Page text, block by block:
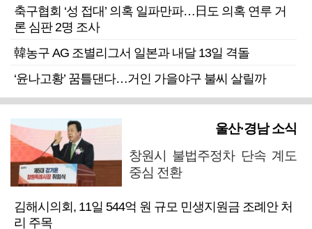
축구협회 ‘성 접대’ 의혹 일파만파…日도 의혹 연루 거
론 심판 2명 조사
韓농구 AG 조별리그서 일본과 내달 13일 격돌
‘윤나고황’ 꿈틀댄다…거인 가을야구 불씨 살릴까
울산·경남 소식
창원시 불법주정차 단속 계도
중심 전환
김해시의회, 11일 544억 원 규모 민생지원금 조례안 처
리 주목